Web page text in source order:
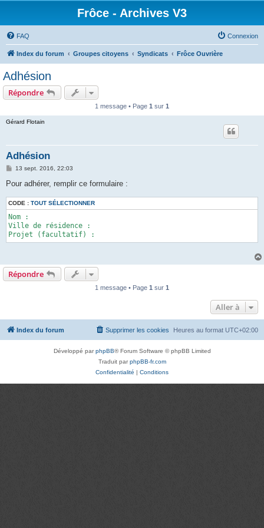
Frôce - Archives V3
FAQ Connexion
Index du forum Groupes citoyens Syndicats Frôce Ouvrière
Adhésion
Répondre
1 message • Page 1 sur 1
Gérard Flotain
Adhésion
M
s
a
g
e
13 sept. 2016, 22:03
Pour adhérer, remplir ce formulaire :
CODE : TOUT SÉLECTIONNER
Nom :
Ville de résidence :
Projet (facultatif) :
Répondre
1 message • Page 1 sur 1
Aller à
Index du forum Heures au format UTC+02:00
Supprimer les cookies
Développé parphpBB® Forum Software © phpBB Limited
Traduit parphpBB-fr.com
Confidentialité | Conditions